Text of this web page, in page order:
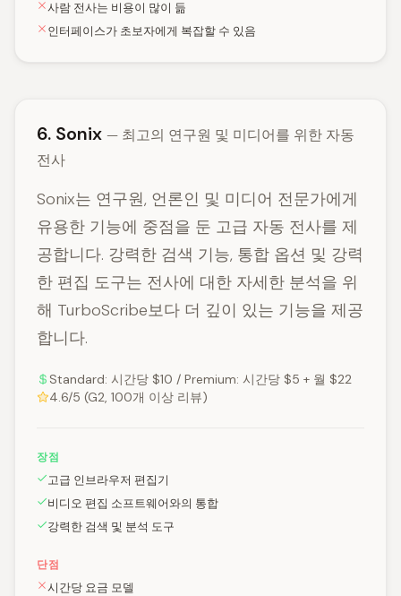
사람 전사는 비용이 많이 듦
인터페이스가 초보자에게 복잡할 수 있음
6. Sonix — 최고의 연구원 및 미디어를 위한 자동
전사
Sonix는 연구원, 언론인 및 미디어 전문가에게
유용한 기능에 중점을 둔 고급 자동 전사를 제
공합니다. 강력한 검색 기능, 통합 옵션 및 강력
한 편집 도구는 전사에 대한 자세한 분석을 위
해 TurboScribe보다 더 깊이 있는 기능을 제공
합니다.
Standard: 시간당 $10 / Premium: 시간당 $5 + 월 $22
4.6/5 (G2, 100개 이상 리뷰)
장점
고급 인브라우저 편집기
비디오 편집 소프트웨어와의 통합
강력한 검색 및 분석 도구
단점
시간당 요금 모델